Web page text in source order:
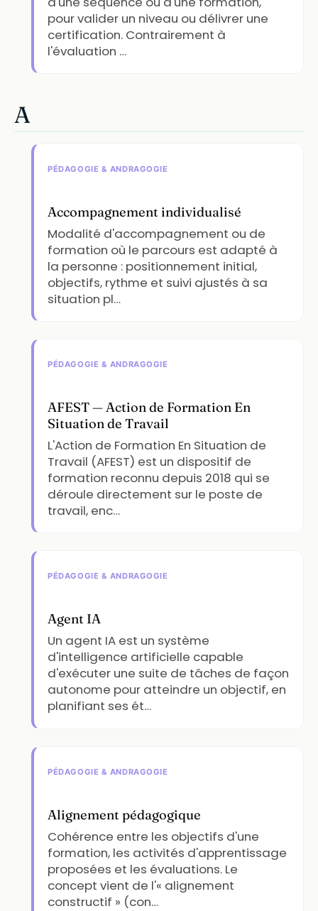
pour valider un niveau ou délivrer une
certification. Contrairement à
l'évaluation …
A
PÉDAGOGIE & ANDRAGOGIE
Accompagnement individualisé
Modalité d'accompagnement ou de
formation où le parcours est adapté à
la personne : positionnement initial,
objectifs, rythme et suivi ajustés à sa
situation pl…
PÉDAGOGIE & ANDRAGOGIE
AFEST — Action de Formation En
Situation de Travail
L'Action de Formation En Situation de
Travail (AFEST) est un dispositif de
formation reconnu depuis 2018 qui se
déroule directement sur le poste de
travail, enc…
PÉDAGOGIE & ANDRAGOGIE
Agent IA
Un agent IA est un système
d'intelligence artificielle capable
d'exécuter une suite de tâches de façon
autonome pour atteindre un objectif, en
planifiant ses ét…
PÉDAGOGIE & ANDRAGOGIE
Alignement pédagogique
Cohérence entre les objectifs d'une
formation, les activités d'apprentissage
proposées et les évaluations. Le
concept vient de l'« alignement
constructif » (con…